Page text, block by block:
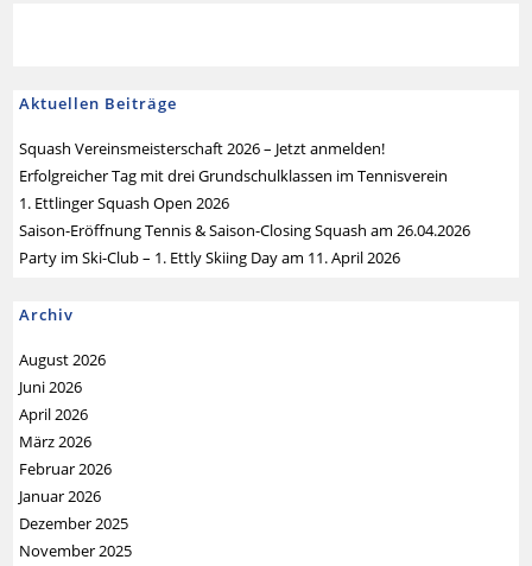
Aktuellen Beiträge
Squash Vereinsmeisterschaft 2026 – Jetzt anmelden!
Erfolgreicher Tag mit drei Grundschulklassen im Tennisverein
1. Ettlinger Squash Open 2026
Saison-Eröffnung Tennis & Saison-Closing Squash am 26.04.2026
Party im Ski-Club – 1. Ettly Skiing Day am 11. April 2026
Archiv
August 2026
Juni 2026
April 2026
März 2026
Februar 2026
Januar 2026
Dezember 2025
November 2025